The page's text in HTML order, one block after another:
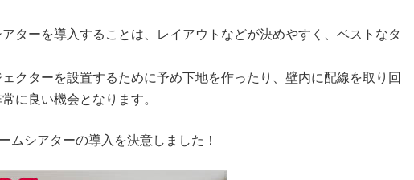
ターを導入することは、レイアウトなどが決めやすく、ベストなタ
クターを設置するために予め下地を作ったり、壁内に配線を取り回
に良い機会となります。
ムシアターの導入を決意しました！